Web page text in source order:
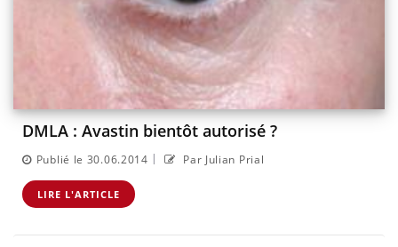
DMLA : Avastin bientôt autorisé ?
Publié le 30.06.2014 | Par Julian Prial
LIRE L'ARTICLE